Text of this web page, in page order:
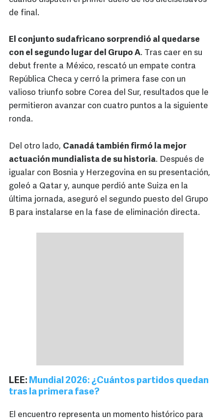
de final.
El conjunto sudafricano sorprendió al quedarse
con el segundo lugar del Grupo A. Tras caer en su
debut frente a México, rescató un empate contra
República Checa y cerró la primera fase con un
valioso triunfo sobre Corea del Sur, resultados que le
permitieron avanzar con cuatro puntos a la siguiente
ronda.
Del otro lado, Canadá también firmó la mejor
actuación mundialista de su historia. Después de
igualar con Bosnia y Herzegovina en su presentación,
goleó a Qatar y, aunque perdió ante Suiza en la
última jornada, aseguró el segundo puesto del Grupo
B para instalarse en la fase de eliminación directa.
LEE: Mundial 2026: ¿Cuántos partidos quedan
tras la primera fase?
El encuentro representa un momento histórico para